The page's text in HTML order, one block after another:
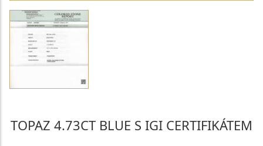
TOPAZ 4.73CT BLUE S IGI CERTIFIKÁTEM